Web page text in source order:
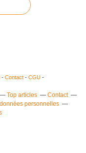
-Contact-CGU-
Top articles
Contact
personnelles